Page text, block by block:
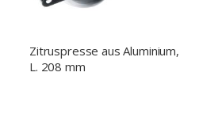
Zitruspresse aus Aluminium,
L. 208 mm